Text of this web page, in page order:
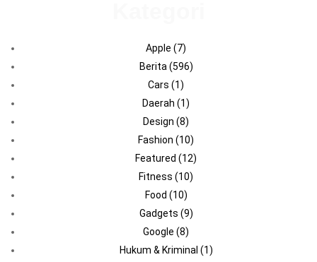
Apple (7)
Berita (596)
Cars (1)
Daerah (1)
Design (8)
Fashion (10)
Featured (12)
Fitness (10)
Food (10)
Gadgets (9)
Google (8)
Hukum & Kriminal (1)